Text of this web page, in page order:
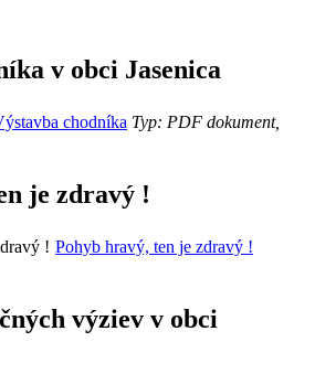
v obci Jasenica
chodníka Typ: PDF dokument,
je zdravý !
Pohyb hravý, ten je zdravý !
výziev v obci